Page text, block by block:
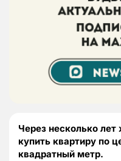
Через несколько
купить квартиру по
квадратный метр.